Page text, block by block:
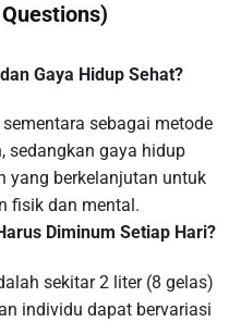
Gaya Hidup Sehat?
sebagai metode
sedangkan gaya hidup
yang berkelanjutan untuk
fisik dan mental.
Diminum Setiap Hari?
sekitar 2 liter (8 gelas)
individu dapat bervariasi